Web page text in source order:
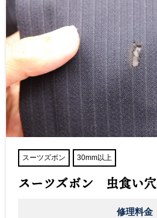
スーツズボン 30mm以上
スーツズボン 虫食い穴
修理料金